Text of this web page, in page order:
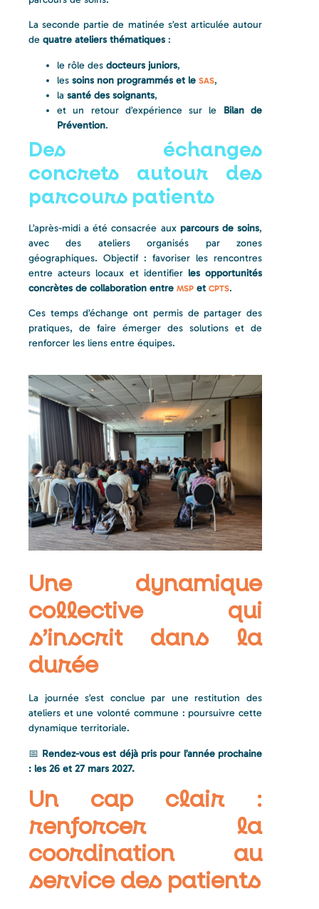
La seconde partie de matinée s’est articulée autour
de quatre ateliers thématiques :
le rôle des docteurs juniors,
les soins non programmés et le SAS,
la santé des soignants,
et un retour d’expérience sur le Bilan de
Prévention.
Des échanges
concrets autour des
parcours patients
L’après-midi a été consacrée aux parcours de soins,
avec des ateliers organisés par zones
géographiques. Objectif : favoriser les rencontres
entre acteurs locaux et identifier les opportunités
concrètes de collaboration entre MSP et CPTS.
Ces temps d’échange ont permis de partager des
pratiques, de faire émerger des solutions et de
renforcer les liens entre équipes.
Une dynamique
collective qui
s’inscrit dans la
durée
La journée s’est conclue par une restitution des
ateliers et une volonté commune : poursuivre cette
dynamique territoriale.
📅 Rendez-vous est déjà pris pour l’année prochaine
: les 26 et 27 mars 2027.
Un cap clair :
renforcer la
coordination au
service des patients